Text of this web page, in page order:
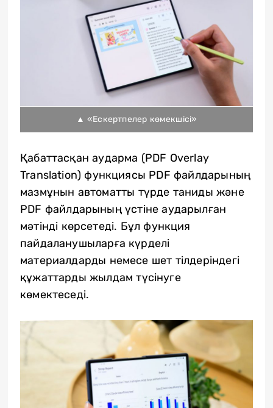
▲ «Ескертпелер көмекшісі»
Қабаттасқан аударма (PDF Overlay
Translation) функциясы PDF файлдарының
мазмұнын автоматты түрде таниды және
PDF файлдарының үстіне аударылған
мәтінді көрсетеді. Бұл функция
пайдаланушыларға күрделі
материалдарды немесе шет тілдеріндегі
құжаттарды жылдам түсінуге
көмектеседі.